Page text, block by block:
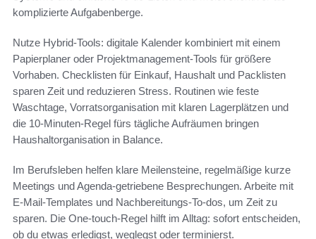
komplizierte Aufgabenberge.
Nutze Hybrid-Tools: digitale Kalender kombiniert mit einem
Papierplaner oder Projektmanagement-Tools für größere
Vorhaben. Checklisten für Einkauf, Haushalt und Packlisten
sparen Zeit und reduzieren Stress. Routinen wie feste
Waschtage, Vorratsorganisation mit klaren Lagerplätzen und
die 10-Minuten-Regel fürs tägliche Aufräumen bringen
Haushaltorganisation in Balance.
Im Berufsleben helfen klare Meilensteine, regelmäßige kurze
Meetings und Agenda-getriebene Besprechungen. Arbeite mit
E-Mail-Templates und Nachbereitungs-To-dos, um Zeit zu
sparen. Die One-touch-Regel hilft im Alltag: sofort entscheiden,
ob du etwas erledigst, weglegst oder terminierst.